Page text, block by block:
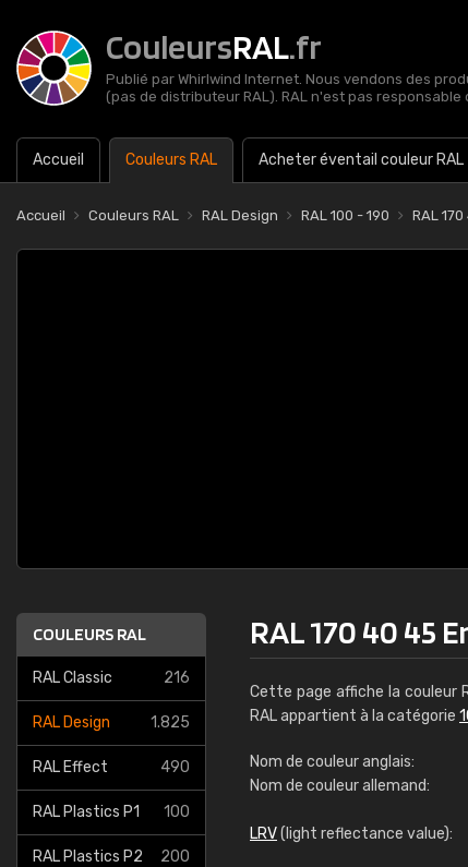
CouleursRAL.fr
Publié par Whirlwind Internet. Nous vendons des
(pas de distributeur RAL). RAL n'est pas responsable
Accueil Couleurs RAL Acheter éventail couleur RAL
Accueil Couleurs RAL RAL Design RAL 100 - 190 RAL
COULEURS RAL
RAL Classic 216
RAL Design 1.825
RAL Effect 490
RAL Plastics P1 100
RAL Plastics P2 200
RAL 170 40 45
Cette page affiche la couleur
RAL appartient à la catégorie
Nom de couleur anglais:
Nom de couleur allemand:
LRV(light reflectance value):